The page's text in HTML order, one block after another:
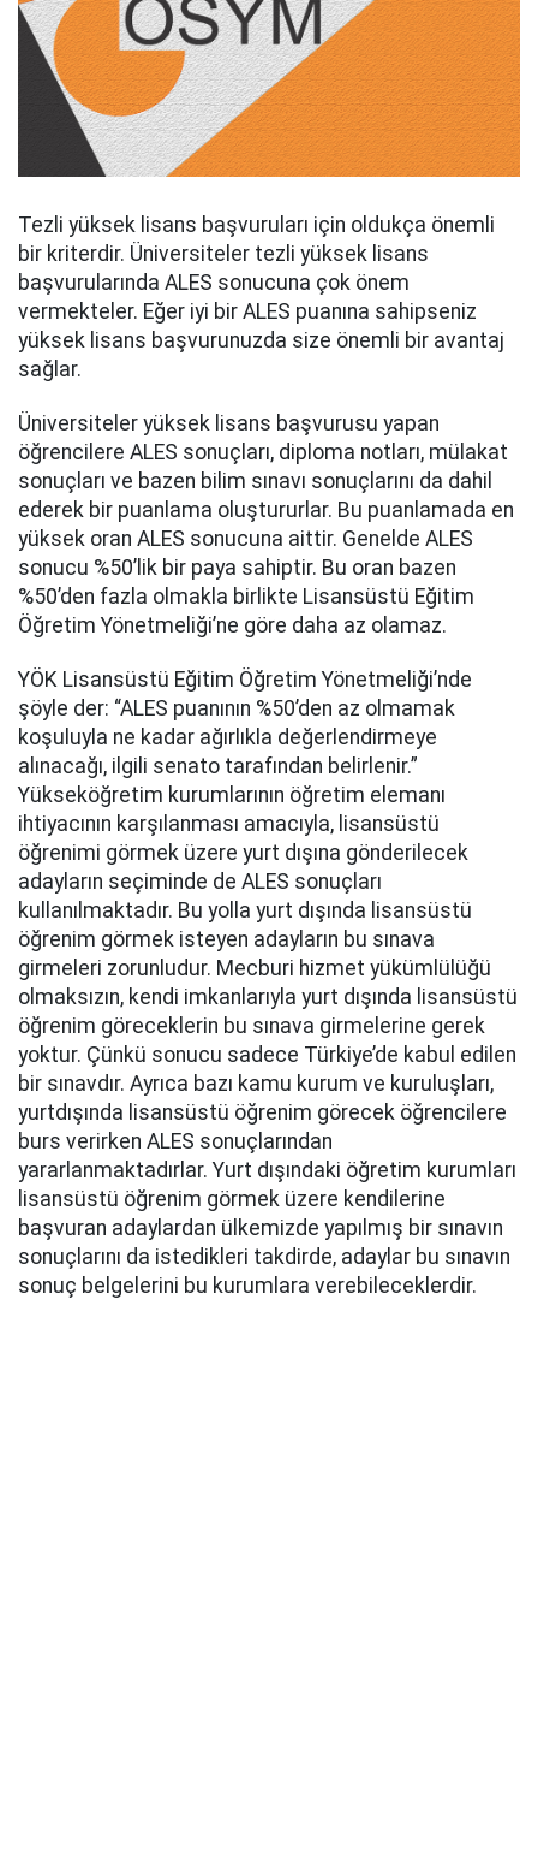
Tezli yüksek lisans başvuruları için oldukça önemli
bir kriterdir. Üniversiteler tezli yüksek lisans
başvurularında ALES sonucuna çok önem
vermekteler. Eğer iyi bir ALES puanına sahipseniz
yüksek lisans başvurunuzda size önemli bir avantaj
sağlar.
Üniversiteler yüksek lisans başvurusu yapan
öğrencilere ALES sonuçları, diploma notları, mülakat
sonuçları ve bazen bilim sınavı sonuçlarını da dahil
ederek bir puanlama oluştururlar. Bu puanlamada en
yüksek oran ALES sonucuna aittir. Genelde ALES
sonucu %50’lik bir paya sahiptir. Bu oran bazen
%50’den fazla olmakla birlikte Lisansüstü Eğitim
Öğretim Yönetmeliği’ne göre daha az olamaz.
YÖK Lisansüstü Eğitim Öğretim Yönetmeliği’nde
şöyle der: “ALES puanının %50’den az olmamak
koşuluyla ne kadar ağırlıkla değerlendirmeye
alınacağı, ilgili senato tarafından belirlenir.”
Yükseköğretim kurumlarının öğretim elemanı
ihtiyacının karşılanması amacıyla, lisansüstü
öğrenimi görmek üzere yurt dışına gönderilecek
adayların seçiminde de ALES sonuçları
kullanılmaktadır. Bu yolla yurt dışında lisansüstü
öğrenim görmek isteyen adayların bu sınava
girmeleri zorunludur. Mecburi hizmet yükümlülüğü
olmaksızın, kendi imkanlarıyla yurt dışında lisansüstü
öğrenim göreceklerin bu sınava girmelerine gerek
yoktur. Çünkü sonucu sadece Türkiye’de kabul edilen
bir sınavdır. Ayrıca bazı kamu kurum ve kuruluşları,
yurtdışında lisansüstü öğrenim görecek öğrencilere
burs verirken ALES sonuçlarından
yararlanmaktadırlar. Yurt dışındaki öğretim kurumları
lisansüstü öğrenim görmek üzere kendilerine
başvuran adaylardan ülkemizde yapılmış bir sınavın
sonuçlarını da istedikleri takdirde, adaylar bu sınavın
sonuç belgelerini bu kurumlara verebileceklerdir.